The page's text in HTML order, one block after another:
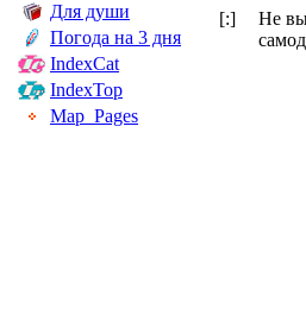
Для души
Погода на 3 дня
IndexCat
IndexTop
Map_Pages
[:]
Не